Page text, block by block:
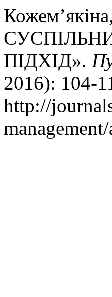
ПІДХІД».
2016): 104-
http://